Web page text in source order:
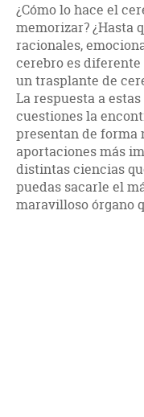
¿Cómo lo hace el
memorizar? ¿Hasta
racionales,
cerebro es
un trasplante de
La respuesta a
cuestiones la
presentan de forma
aportaciones más
distintas ciencias
puedas sacarle el
maravilloso órgano